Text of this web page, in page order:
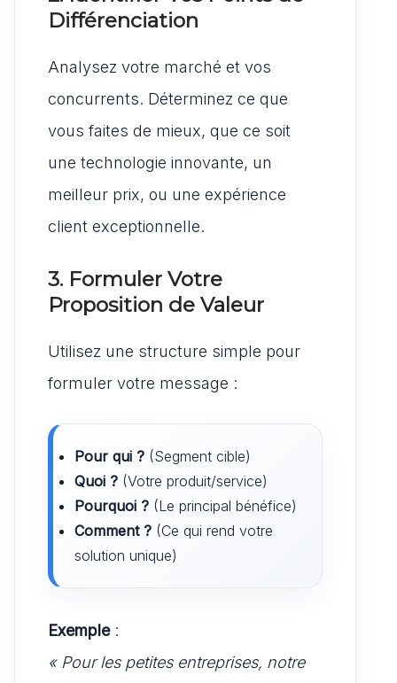
Différenciation
Analysez votre marché et vos
concurrents. Déterminez ce que
vous faites de mieux, que ce soit
une technologie innovante, un
meilleur prix, ou une expérience
client exceptionnelle.
3. Formuler Votre
Proposition de Valeur
Utilisez une structure simple pour
formuler votre message :
Pour qui ? (Segment cible)
Quoi ? (Votre produit/service)
Pourquoi ? (Le principal bénéfice)
Comment ? (Ce qui rend votre
solution unique)
Exemple:
« Pour les petites entreprises, notre